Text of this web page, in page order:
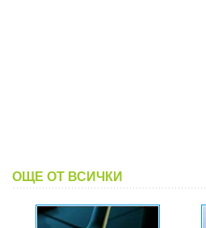
ОЩЕ ОТ ВСИЧКИ